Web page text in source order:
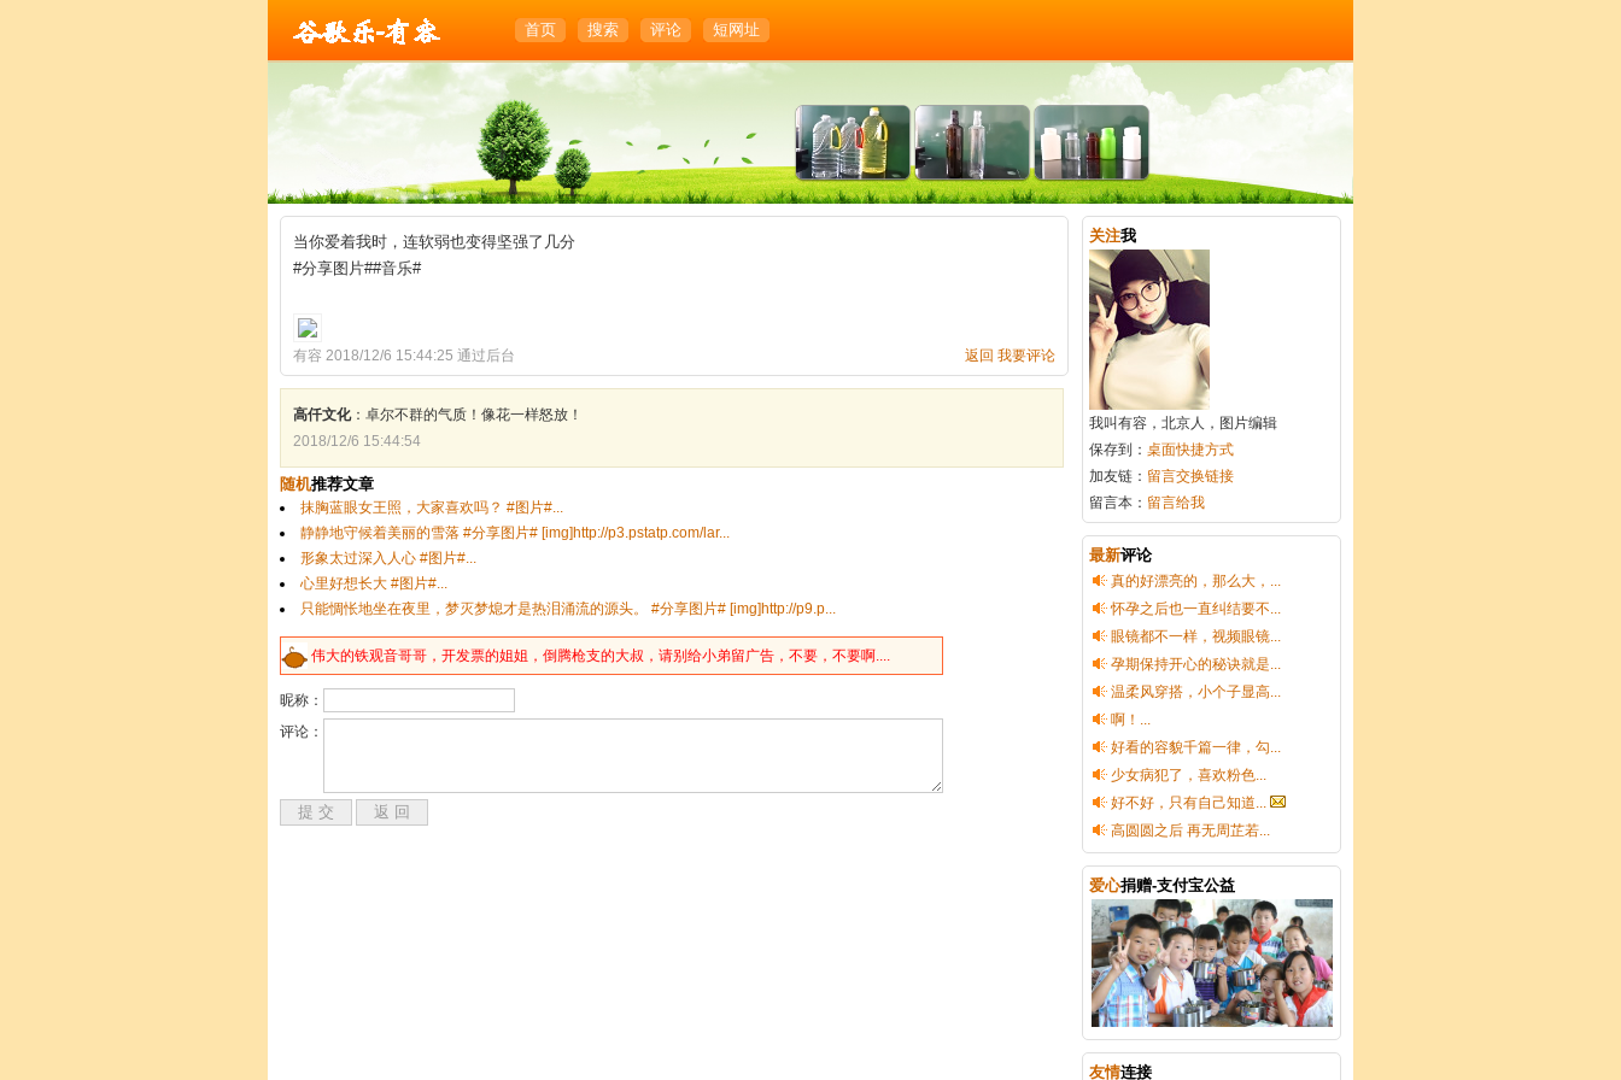
首页 搜索 评论 短网址
当你爱着我时，连软弱也变得坚强了几分
#分享图片##音乐#
有容 2018/12/6 15:44:25 通过后台 返回 我要评论
高仟文化：卓尔不群的气质！像花一样怒放！
2018/12/6 15:44:54
伟大的铁观音哥哥，开发票的姐姐，倒腾枪支的大叔，请别给小弟留广告，不要，不要啊....
昵称：
评论：
关注我
我叫有容，北京人，图片编辑
保存到： 桌面快捷方式
加友链： 留言交换链接
留言本： 留言给我
最新评论
真的好漂亮的，那么大，...
怀孕之后也一直纠结要不...
眼镜都不一样，视频眼镜...
孕期保持开心的秘诀就是...
温柔风穿搭，小个子显高...
啊！...
好看的容貌千篇一律，勾...
少女病犯了，喜欢粉色...
好不好，只有自己知道...
高圆圆之后 再无周芷若...
爱心捐赠-支付宝公益
友情连接